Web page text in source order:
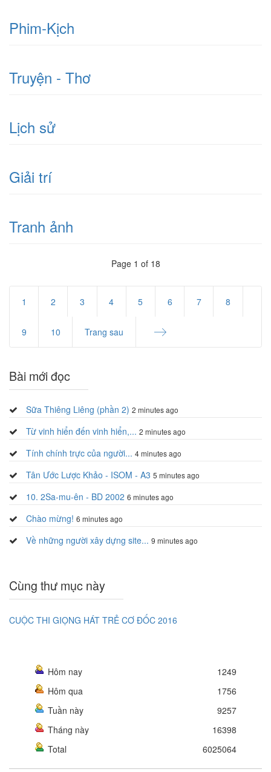
Phim-Kịch
Truyện - Thơ
Lịch sử
Giải trí
Tranh ảnh
Page 1 of 18
1 2 3 4 5 6 7 8
9 10 Trang sau
Bài mới đọc
Sữa Thiêng Liêng (phần 2) 2 minutes ago
Từ vinh hiển đến vinh hiển,... 2 minutes ago
Tính chính trực của người... 4 minutes ago
Tân Ước Lược Khảo - ISOM - A3 5 minutes ago
10. 2Sa-mu-ên - BD 2002 6 minutes ago
Chào mừng! 6 minutes ago
Về những người xây dựng site... 9 minutes ago
Cùng thư mục này
CUỘC THI GIỌNG HÁT TRẺ CƠ ĐỐC 2016
Hôm nay
1249
Hôm qua
1756
Tuần này
9257
Tháng này
16398
Total
6025064